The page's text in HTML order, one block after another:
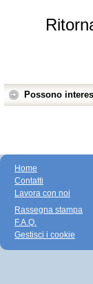
Possono
Home
Contatti
Lavora con noi
Rassegna stampa
F.A.Q.
Gestisci i cookie